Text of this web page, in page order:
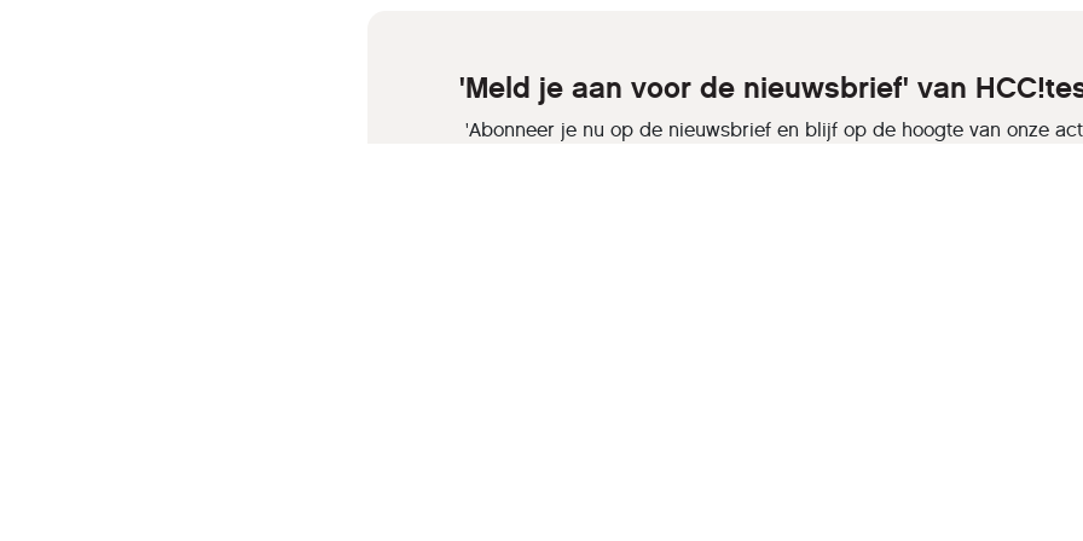
'Meld je aan voor de nieuwsbrief' van
'Abonneer je nu op de nieuwsbrief en blijf op de hoogte van onze